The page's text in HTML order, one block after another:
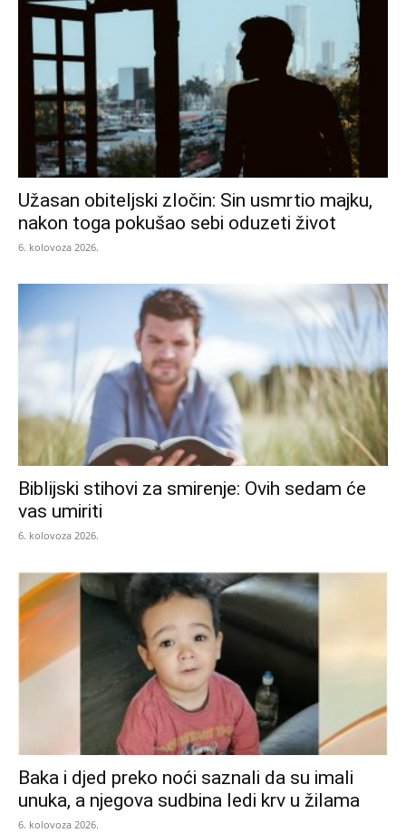
Užasan obiteljski zločin: Sin usmrtio majku,
nakon toga pokušao sebi oduzeti život
6. kolovoza 2026.
Biblijski stihovi za smirenje: Ovih sedam će
vas umiriti
6. kolovoza 2026.
Baka i djed preko noći saznali da su imali
unuka, a njegova sudbina ledi krv u žilama
6. kolovoza 2026.